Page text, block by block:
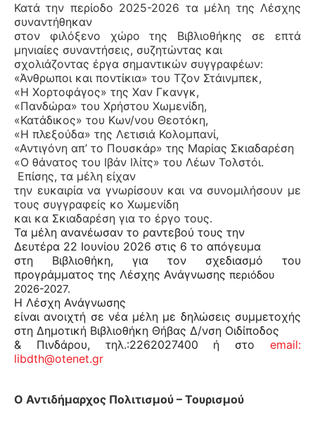
Κατά την περίοδο 2025-2026 τα μέλη της Λέσχης
συναντήθηκαν
στον φιλόξενο χώρο της Βιβλιοθήκης σε επτά
μηνιαίες συναντήσεις, συζητώντας και
σχολιάζοντας έργα σημαντικών συγγραφέων:
«Άνθρωποι και ποντίκια» του Τζον Στάινμπεκ,
«Η Χορτοφάγος» της Χαν Γκανγκ,
«Πανδώρα» του Χρήστου Χωμενίδη,
«Κατάδικος» του Κων/νου Θεοτόκη,
«Η πλεξούδα» της Λετισιά Κολομπανί,
«Αντιγόνη απ’ το Πουσκάρ» της Μαρίας Σκιαδαρέση
«Ο θάνατος του Ιβάν Ιλίτς» του Λέων Τολστόι.
Επίσης, τα μέλη είχαν
την ευκαιρία να γνωρίσουν και να συνομιλήσουν με
τους συγγραφείς κο Χωμενίδη
και κα Σκιαδαρέση για το έργο τους.
Τα μέλη ανανέωσαν το ραντεβού τους την
Δευτέρα 22 Ιουνίου 2026 στις 6 το απόγευμα
στη Βιβλιοθήκη, για τον σχεδιασμό του
προγράμματος της Λέσχης Ανάγνωσης περιόδου
2026-2027.
Η Λέσχη Ανάγνωσης
είναι ανοιχτή σε νέα μέλη με δηλώσεις συμμετοχής
στη Δημοτική Βιβλιοθήκη Θήβας Δ/νση Οιδίποδος
& Πινδάρου, τηλ.:2262027400 ή στο email:
libdth@otenet.gr
Ο Αντιδήμαρχος Πολιτισμού – Τουρισμού